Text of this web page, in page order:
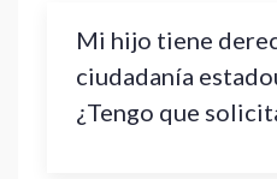
Mi hijo tiene
ciudadanía
¿Tengo que